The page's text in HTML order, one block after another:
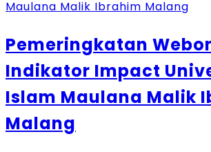
Pemeringkatan
Indikator Impact
Islam Maulana Malik
Malang